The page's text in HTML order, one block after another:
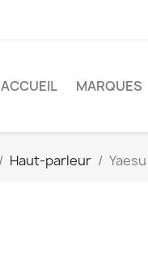
ACCUEIL MARQUES
Haut-parleur